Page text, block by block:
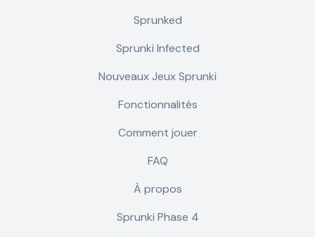
Sprunked
Sprunki Infected
Nouveaux Jeux Sprunki
Fonctionnalités
Comment jouer
FAQ
À propos
Sprunki Phase 4